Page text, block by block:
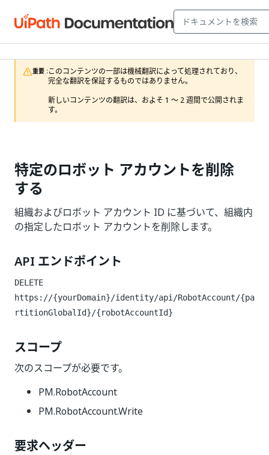
重要 :このコンテンツの一部は機械翻訳によって処理されており、
完全な翻訳を保証するものではありません。
新しいコンテンツの翻訳は、およそ 1 ～ 2 週間で公開されま
す。
特定のロボット アカウントを削除
する
組織およびロボット アカウント ID に基づいて、組織内
の指定したロボット アカウントを削除します。
API エンドポイント
DELETE
https://{yourDomain}/identity/api/RobotAccount/{pa
rtitionGlobalId}/{robotAccountId}
スコープ
次のスコープが必要です。
PM.RobotAccount
PM.RobotAccount.Write
要求ヘッダー